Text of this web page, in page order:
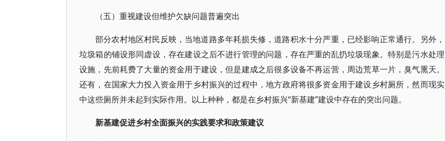
（五）重视建设但维护欠缺问题普遍突出
部分农村地区村民反映，当地道路多年耗损失修，道路积水十分严重，已经影响正常通行。另外，
垃圾箱的铺设形同虚设，存在建设之后不进行管理的问题，存在严重的乱扔垃圾现象。特别是污水处理
设施，先前耗费了大量的资金用于建设，但是建成之后很多设备不再运营，周边荒草一片，臭气熏天。
还有，在国家大力投入资金用于乡村振兴的过程中，地方政府将很多资金用于建设乡村厕所，然而现实
中这些厕所并未起到实际作用。以上种种，都是在乡村振兴“新基建”建设中存在的突出问题。
新基建促进乡村全面振兴的实践要求和政策建议